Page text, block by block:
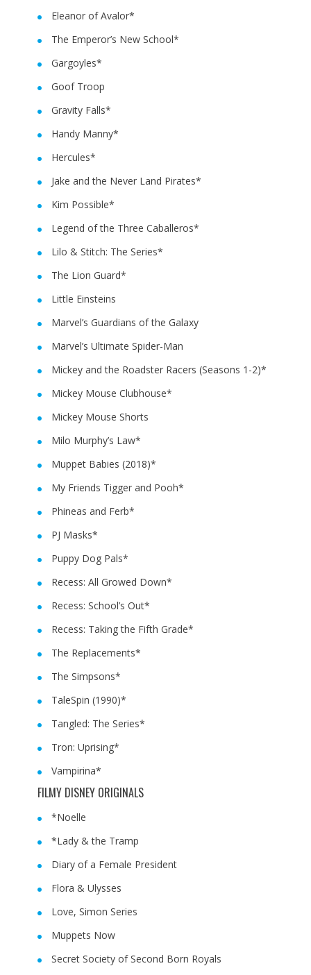
Eleanor of Avalor*
The Emperor’s New School*
Gargoyles*
Goof Troop
Gravity Falls*
Handy Manny*
Hercules*
Jake and the Never Land Pirates*
Kim Possible*
Legend of the Three Caballeros*
Lilo & Stitch: The Series*
The Lion Guard*
Little Einsteins
Marvel’s Guardians of the Galaxy
Marvel’s Ultimate Spider-Man
Mickey and the Roadster Racers (Seasons 1-2)*
Mickey Mouse Clubhouse*
Mickey Mouse Shorts
Milo Murphy’s Law*
Muppet Babies (2018)*
My Friends Tigger and Pooh*
Phineas and Ferb*
PJ Masks*
Puppy Dog Pals*
Recess: All Growed Down*
Recess: School’s Out*
Recess: Taking the Fifth Grade*
The Replacements*
The Simpsons*
TaleSpin (1990)*
Tangled: The Series*
Tron: Uprising*
Vampirina*
FILMY DISNEY ORIGINALS
*Noelle
*Lady & the Tramp
Diary of a Female President
Flora & Ulysses
Love, Simon Series
Muppets Now
Secret Society of Second Born Royals